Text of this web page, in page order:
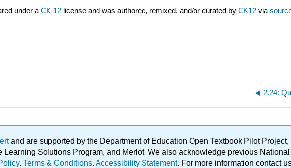
under a CK-12 license and was authored, remixed, and/or curated by CK12 via
2.24:
and are supported by the Department of Education Open Textbook Pilot
Solutions Program, and Merlot. We also acknowledge previous
. Terms & Conditions. Accessibility Statement. For more information contact